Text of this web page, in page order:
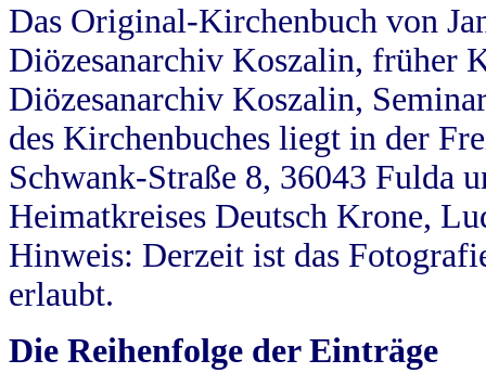
Das Original-Kirchenbuch von
Diözesanarchiv Koszalin, früher
Diözesanarchiv Koszalin,
des Kirchenbuches liegt in der
Schwank-Straße 8, 36043 Fulda
Heimatkreises Deutsch Krone,
Hinweis: Derzeit ist das
erlaubt.
Die Reihenfolge der Einträge